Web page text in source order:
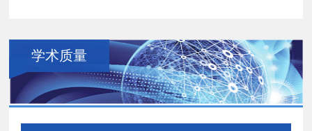
学术质量